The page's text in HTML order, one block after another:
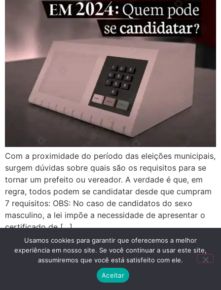
Com a proximidade do período das eleições municipais,
surgem dúvidas sobre quais são os requisitos para se
tornar um prefeito ou vereador. A verdade é que, em
regra, todos podem se candidatar desde que cumpram
7 requisitos: OBS: No caso de candidatos do sexo
masculino, a lei impõe a necessidade de apresentar o
certificado de […]
Advogado
Todos os direitos reservados
Usamos cookies para garantir que oferecemos a melhor
experiência em nosso site. Se você continuar a usar este site,
assumiremos que você está satisfeito com ele.
Aceitar